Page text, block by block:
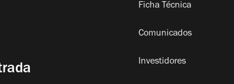
Ficha Técnica
Comunicados
Investidores